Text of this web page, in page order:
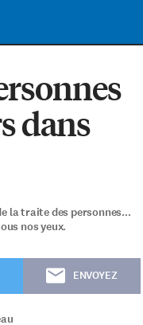
dans
la traite des personnes...
nos yeux.
ENVOYEZ